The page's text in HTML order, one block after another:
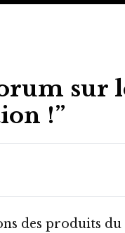
sur
!”
des produits